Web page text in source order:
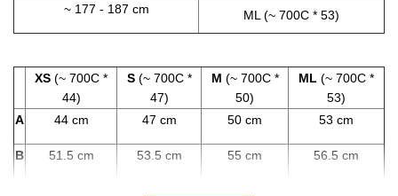
~ 177 - 187 cm ML (~ 700C * 53)
XS (~ 700C *
44)
S (~ 700C *
47)
M (~ 700C *
50)
ML (~ 700C *
53)
A
44 cm 47 cm 50 cm 53 cm
B 51.5 cm 53.5 cm 55 cm 56.5 cm